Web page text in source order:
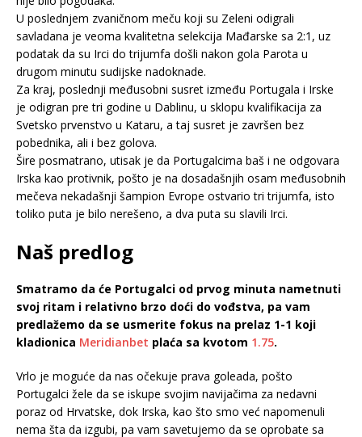
U poslednjem zvaničnom meču koji su Zeleni odigrali
savladana je veoma kvalitetna selekcija Mađarske sa 2:1, uz
podatak da su Irci do trijumfa došli nakon gola Parota u
drugom minutu sudijske nadoknade.
Za kraj, poslednji međusobni susret između Portugala i Irske
je odigran pre tri godine u Dablinu, u sklopu kvalifikacija za
Svetsko prvenstvo u Kataru, a taj susret je završen bez
pobednika, ali i bez golova.
Šire posmatrano, utisak je da Portugalcima baš i ne odgovara
Irska kao protivnik, pošto je na dosadašnjih osam međusobnih
mečeva nekadašnji šampion Evrope ostvario tri trijumfa, isto
toliko puta je bilo nerešeno, a dva puta su slavili Irci.
Naš predlog
Smatramo da će Portugalci od prvog minuta nametnuti
svoj ritam i relativno brzo doći do vođstva, pa vam
predlažemo da se usmerite fokus na prelaz 1-1 koji
kladionica Meridianbet plaća sa kvotom 1.75.
Vrlo je moguće da nas očekuje prava goleada, pošto
Portugalci žele da se iskupe svojim navijačima za nedavni
poraz od Hrvatske, dok Irska, kao što smo već napomenuli
nema šta da izgubi, pa vam savetujemo da se oprobate sa